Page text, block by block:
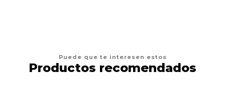
Puede que te interesen estos
Productos recomendados